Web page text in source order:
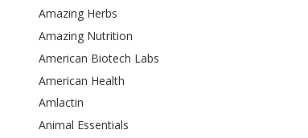
Amazing Herbs
Amazing Nutrition
American Biotech Labs
American Health
Amlactin
Animal Essentials